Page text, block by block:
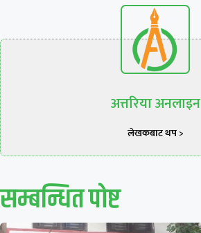
अत्तरिया अनलाइन
लेखकबाट थप >
सम्बन्धित पाेष्ट